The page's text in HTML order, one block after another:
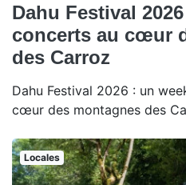
Dahu Festival
concerts au cœur
des Carroz
Dahu Festival 2026 : un
cœur des montagnes des
Locales